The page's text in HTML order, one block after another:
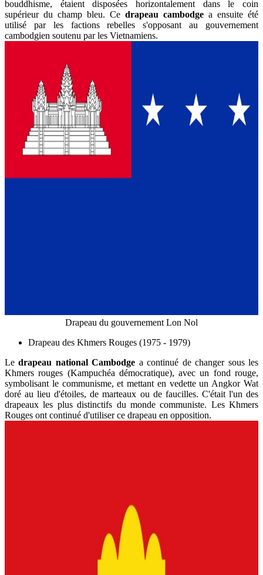
bouddhisme, étaient disposées horizontalement dans le coin
supérieur du champ bleu. Ce drapeau cambodge a ensuite été
utilisé par les factions rebelles s'opposant au gouvernement
cambodgien soutenu par les Vietnamiens.
Drapeau du gouvernement Lon Nol
Drapeau des Khmers Rouges (1975 - 1979)
Ledrapeau national Cambodge a continué de changer sous les
Khmers rouges (Kampuchéa démocratique), avec un fond rouge,
symbolisant le communisme, et mettant en vedette un Angkor Wat
doré au lieu d'étoiles, de marteaux ou de faucilles. C'était l'un des
drapeaux les plus distinctifs du monde communiste. Les Khmers
Rouges ont continué d'utiliser ce drapeau en opposition.